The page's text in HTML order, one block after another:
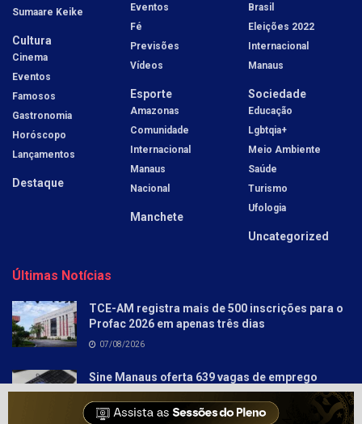
Sumaare Keike
Cultura
Cinema
Eventos
Famosos
Gastronomia
Horóscopo
Lançamentos
Destaque
Eventos
Fé
Previsões
Vídeos
Esporte
Amazonas
Comunidade
Internacional
Manaus
Nacional
Manchete
Brasil
Eleições 2022
Internacional
Manaus
Sociedade
Educação
Lgbtqia+
Meio Ambiente
Saúde
Turismo
Ufologia
Uncategorized
Últimas Notícias
TCE-AM registra mais de 500 inscrições para o
Profac 2026 em apenas três dias
07/08/2026
Sine Manaus oferta 639 vagas de emprego
nesta sexta–feira
06/08/2026